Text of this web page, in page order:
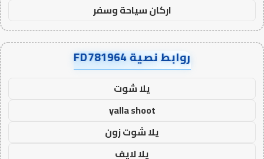
اركان سياحة وسفر
روابط نصية FD781964
يلا شوت
yalla shoot
يلا شوت زون
يلا لايف